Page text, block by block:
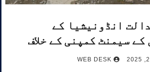
انڈونیشیا کے
کے سیمنٹ کمپنی کے خلاف
کیس کی سماعت کرے گی۔
WEB DESK